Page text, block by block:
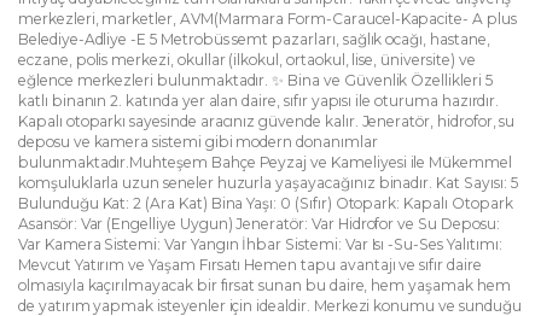
merkezleri, marketler, AVM(Marmara Form-Caraucel-Kapacite- A plus
Belediye-Adliye -E 5 Metrobüs semt pazarları, sağlık ocağı, hastane,
eczane, polis merkezi, okullar (ilkokul, ortaokul, lise, üniversite) ve
eğlence merkezleri bulunmaktadır. ✨ Bina ve Güvenlik Özellikleri 5
katlı binanın 2. katında yer alan daire, sıfır yapısı ile oturuma hazırdır.
Kapalı otoparkı sayesinde aracınız güvende kalır. Jeneratör, hidrofor, su
deposu ve kamera sistemi gibi modern donanımlar
bulunmaktadır.Muhteşem Bahçe Peyzaj ve Kameliyesi ile Mükemmel
komşuluklarla uzun seneler huzurla yaşayacağınız binadır. Kat Sayısı: 5
Bulunduğu Kat: 2 (Ara Kat) Bina Yaşı: 0 (Sıfır) Otopark: Kapalı Otopark
Asansör: Var (Engelliye Uygun) Jeneratör: Var Hidrofor ve Su Deposu:
Var Kamera Sistemi: Var Yangın İhbar Sistemi: Var Isı -Su-Ses Yalıtımı:
Mevcut Yatırım ve Yaşam Fırsatı Hemen tapu avantajı ve sıfır daire
olmasıyla kaçırılmayacak bir fırsat sunan bu daire, hem yaşamak hem
de yatırım yapmak isteyenler için idealdir. Merkezi konumu ve sunduğu